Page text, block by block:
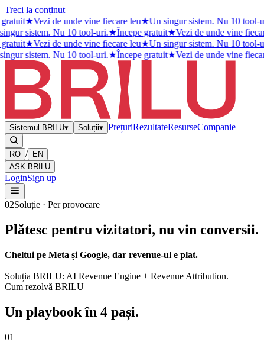
Treci la conținut
★Vezi de unde vine fiecare leu★Un singur sistem. Nu 10 tool-
sistem. Nu 10 tool-uri.★Începe gratuit★Vezi de unde vine
★Vezi de unde vine fiecare leu★Un singur sistem. Nu 10 tool-
sistem. Nu 10 tool-uri.★Începe gratuit★Vezi de unde vine
Sistemul BRILU▾ Soluții▾ PrețuriRezultateResurseCompanie
RO /
EN
ASK BRILU
LoginSign up
02Soluție · Per provocare
Plătesc pentru vizitatori, nu vin conversii.
Cheltui pe Meta și Google, dar revenue-ul e plat.
Soluția BRILU: AI Revenue Engine + Revenue Attribution.
Cum rezolvă BRILU
Un playbook în 4 pași.
01